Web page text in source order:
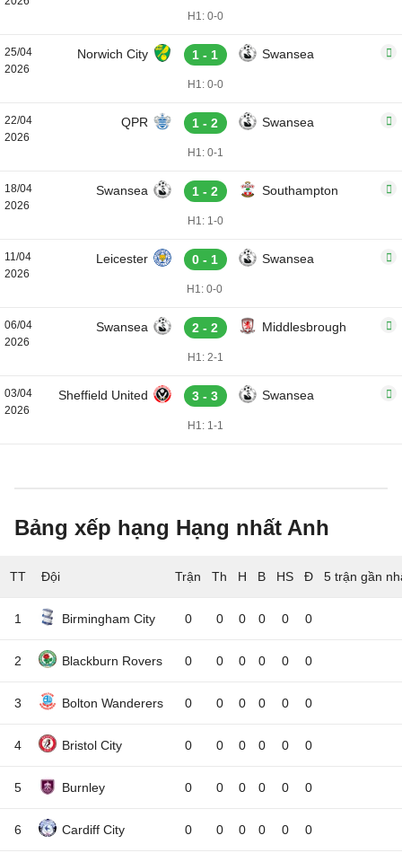
H1: 0-0
25/04
2026
Norwich City 1 - 1 Swansea
H1: 0-0
22/04
2026
QPR 1 - 2 Swansea
H1: 0-1
18/04
2026
Swansea 1 - 2 Southampton
H1: 1-0
11/04
2026
Leicester 0 - 1 Swansea
H1: 0-0
06/04
2026
Swansea 2 - 2 Middlesbrough
H1: 2-1
03/04
2026
Sheffield United 3 - 3 Swansea
H1: 1-1
Bảng xếp hạng Hạng nhất Anh
TT Đội 5 trận gần
1 Birmingham City 0 0 0 0 0 0
2 Blackburn Rovers 0 0 0 0 0 0
3 Bolton Wanderers 0 0 0 0 0 0
4 Bristol City 0 0 0 0 0 0
5 Burnley 0 0 0 0 0 0
6 Cardiff City 0 0 0 0 0 0